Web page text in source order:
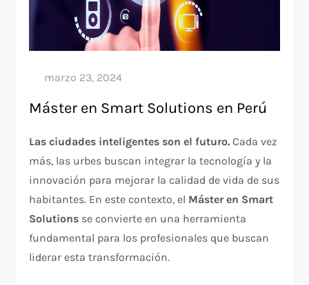
Máster en Smart Solutions en Perú
Las ciudades inteligentes son el futuro. Cada vez
más, las urbes buscan integrar la tecnología y la
innovación para mejorar la calidad de vida de sus
habitantes. En este contexto, el Máster en Smart
Solutions se convierte en una herramienta
fundamental para los profesionales que buscan
liderar esta transformación.